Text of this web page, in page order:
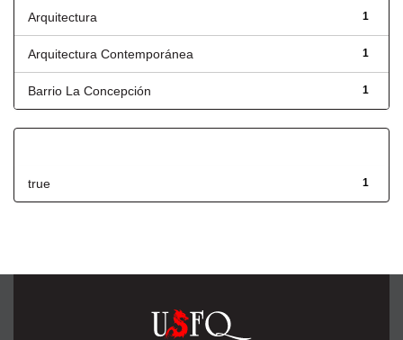
1
Arquitectura
1
Arquitectura Contemporánea
1
Barrio La Concepción
1
true